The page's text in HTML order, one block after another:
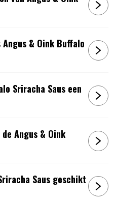
& Oink Buffalo
Sriracha Saus een
Angus & Oink
Saus geschikt